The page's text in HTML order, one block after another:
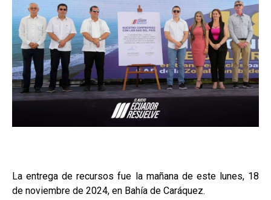
La entrega de recursos fue la mañana de este lunes, 18
de noviembre de 2024, en Bahía de Caráquez.